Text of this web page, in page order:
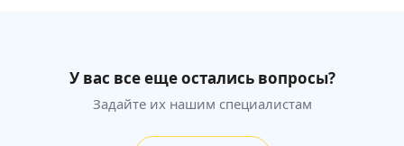
У вас все еще остались вопросы?
Задайте их нашим специалистам